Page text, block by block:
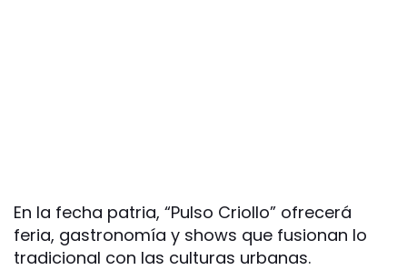
En la fecha patria, “Pulso Criollo” ofrecerá
feria, gastronomía y shows que fusionan lo
tradicional con las culturas urbanas.